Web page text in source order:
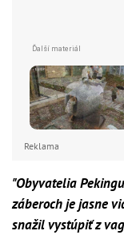
Reklama
"Obyvatelia
záberoch je jasne
snažil vystúpiť z